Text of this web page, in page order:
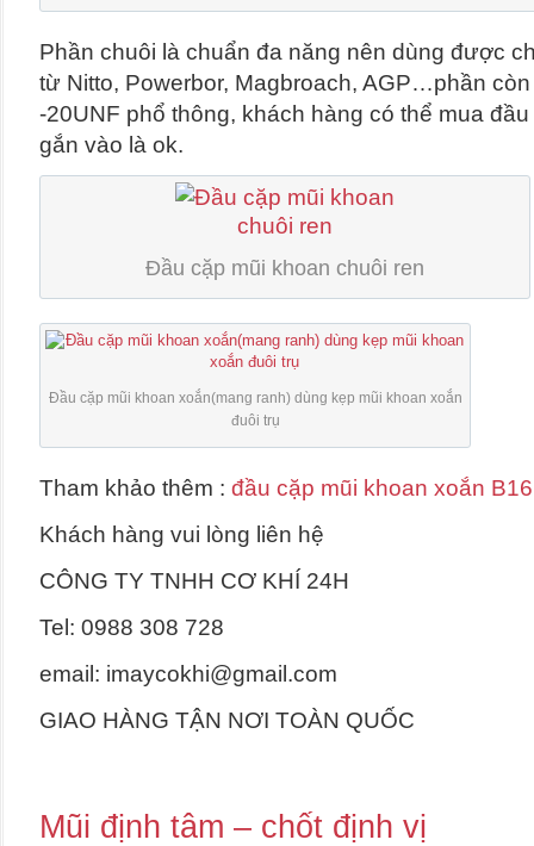
Phần chuôi là chuẩn đa năng nên dùng được
từ Nitto, Powerbor, Magbroach, AGP…phần
-20UNF phổ thông, khách hàng có thể mua
gắn vào là ok.
Đầu cặp mũi khoan chuôi ren
Đầu cặp mũi khoan xoắn(mang ranh) dùng kẹp mũi khoan xoắn
đuôi trụ
Tham khảo thêm : đầu cặp mũi khoan xoắn B16
Khách hàng vui lòng liên hệ
CÔNG TY TNHH CƠ KHÍ 24H
Tel: 0988 308 728
email: imaycokhi@gmail.com
GIAO HÀNG TẬN NƠI TOÀN QUỐC
Mũi định tâm – chốt định vị